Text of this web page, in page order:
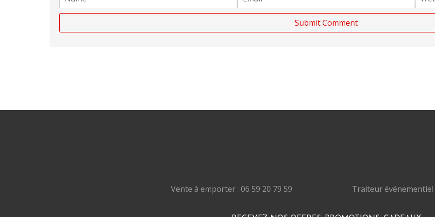
Vente à emporter : 06 59 20 79 59 Traiteur événementiel